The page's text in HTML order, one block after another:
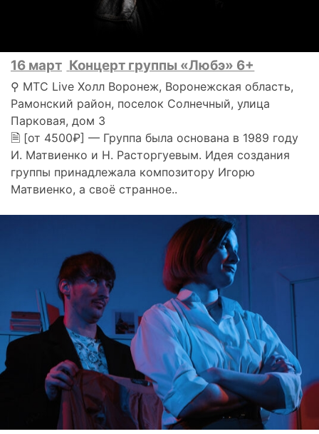
16 март Концерт группы «Любэ» 6+
⚲ МТС Live Холл Воронеж, Воронежская область,
Рамонский район, поселок Солнечный, улица
Парковая, дом 3
🗎 [от 4500₽] — Группа была основана в 1989 году
И. Матвиенко и Н. Расторгуевым. Идея создания
группы принадлежала композитору Игорю
Матвиенко, а своё странное..